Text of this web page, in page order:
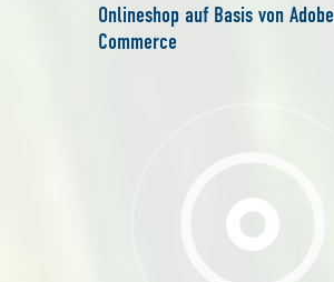
Onlineshop auf Basis von Adobe
Commerce